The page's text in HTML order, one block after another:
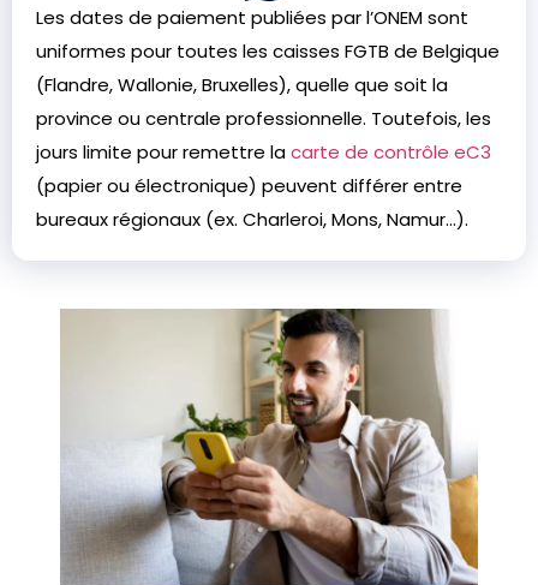
Les dates de paiement publiées par l’ONEM sont
uniformes pour toutes les caisses FGTB de Belgique
(Flandre, Wallonie, Bruxelles), quelle que soit la
province ou centrale professionnelle. Toutefois, les
jours limite pour remettre lacarte de contrôle eC3
(papier ou électronique) peuvent différer entre
bureaux régionaux (ex. Charleroi, Mons, Namur…).